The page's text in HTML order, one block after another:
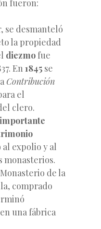
fueron:
se desmanteló
la propiedad
diezmofue
En 1845 se
Contribución
el
clero.
importante
al expolio y al
monasterios.
de la
comprado
una fábrica